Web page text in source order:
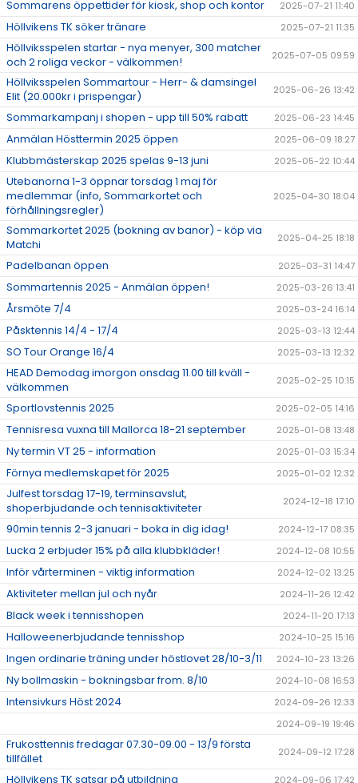
Sommarens öppettider för kiosk, shop och kontor 2025-07-21 11:40
Höllvikens TK söker tränare 2025-07-21 11:35
Höllviksspelen startar - nya menyer, 300 matcher
och 2 roliga veckor - välkommen!
2025-07-05 09:59
Höllviksspelen Sommartour - Herr- & damsingel
Elit (20.000kr i prispengar)
2025-06-26 13:42
Sommarkampanj i shopen - upp till 50% rabatt 2025-06-23 14:45
Anmälan Hösttermin 2025 öppen 2025-06-09 18:27
Klubbmästerskap 2025 spelas 9-13 juni 2025-05-22 10:44
Utebanorna 1-3 öppnar torsdag 1 maj för
medlemmar (info, Sommarkortet och
förhållningsregler)
2025-04-30 18:04
Sommarkortet 2025 (bokning av banor) - köp via
Matchi
2025-04-25 18:18
Padelbanan öppen 2025-03-31 14:47
Sommartennis 2025 - Anmälan öppen! 2025-03-26 13:41
Årsmöte 7/4 2025-03-24 16:14
Påsktennis 14/4 - 17/4 2025-03-13 12:44
SO Tour Orange 16/4 2025-03-13 12:32
HEAD Demodag imorgon onsdag 11.00 till kväll -
välkommen
2025-02-25 10:15
Sportlovstennis 2025 2025-02-05 14:16
Tennisresa vuxna till Mallorca 18-21 september 2025-01-08 13:48
Ny termin VT 25 - information 2025-01-03 15:34
Förnya medlemskapet för 2025 2025-01-02 12:32
Julfest torsdag 17-19, terminsavslut,
shoperbjudande och tennisaktiviteter
2024-12-18 17:10
90min tennis 2-3 januari - boka in dig idag! 2024-12-17 08:35
Lucka 2 erbjuder 15% på alla klubbkläder! 2024-12-08 10:55
Inför vårterminen - viktig information 2024-12-02 13:25
Aktiviteter mellan jul och nyår 2024-11-26 12:42
Black week i tennisshopen 2024-11-20 17:13
Halloweenerbjudande tennisshop 2024-10-25 15:16
Ingen ordinarie träning under höstlovet 28/10-3/11 2024-10-23 13:26
Ny bollmaskin - bokningsbar from. 8/10 2024-10-08 16:53
Intensivkurs Höst 2024
2024-09-26 12:33
2024-09-19 19:46
Frukosttennis fredagar 07.30-09.00 - 13/9 första
tillfället
2024-09-12 17:28
Höllvikens TK satsar på utbildning 2024-09-06 17:42